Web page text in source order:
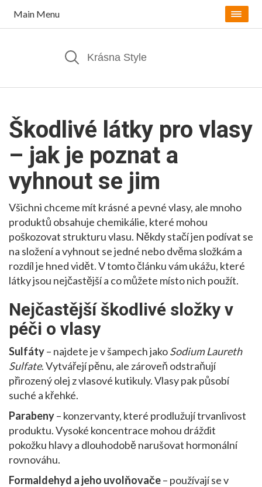
Main Menu
Škodlivé látky pro vlasy
– jak je poznat a
vyhnout se jim
Všichni chceme mít krásné a pevné vlasy, ale mnoho
produktů obsahuje chemikálie, které mohou
poškozovat strukturu vlasu. Někdy stačí jen podívat se
na složení a vyhnout se jedné nebo dvěma složkám a
rozdíl je hned vidět. V tomto článku vám ukážu, které
látky jsou nejčastější a co můžete místo nich použít.
Nejčastější škodlivé složky v
péči o vlasy
Sulfáty– najdete je v šampech jakoSodium Laureth
Sulfate. Vytvářejí pěnu, ale zároveň odstraňují
přirozený olej z vlasové kutikuly. Vlasy pak působí
suché a křehké.
Parabeny– konzervanty, které prodlužují trvanlivost
produktu. Vysoké koncentrace mohou dráždit
pokožku hlavy a dlouhodobě narušovat hormonální
rovnováhu.
Formaldehyd a jeho uvolňovače– používají se v